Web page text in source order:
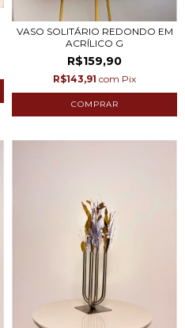
VASO SOLITÁRIO REDONDO EM
ACRÍLICO G
R$159,90
R$143,91 com Pix